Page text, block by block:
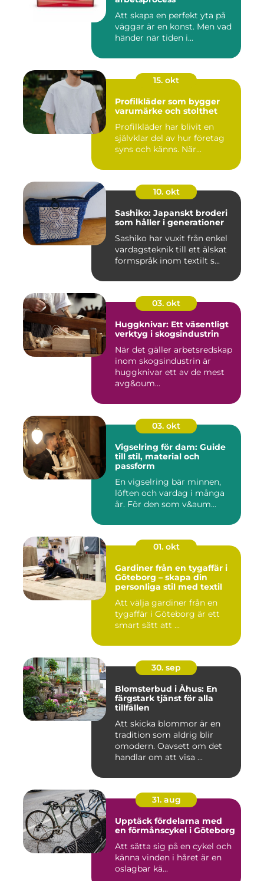
Att skapa en perfekt yta på
väggar är en konst. Men vad
händer när tiden i...
15. okt
Profilkläder som bygger
varumärke och stolthet
Profilkläder har blivit en
självklar del av hur företag
syns och känns. När...
10. okt
Sashiko: Japanskt broderi
som håller i generationer
Sashiko har vuxit från enkel
vardagsteknik till ett älskat
formspråk inom textilt s...
03. okt
Huggknivar: Ett väsentligt
verktyg i skogsindustrin
När det gäller arbetsredskap
inom skogsindustrin är
huggknivar ett av de mest
avg&oum...
03. okt
Vigselring för dam: Guide
till stil, material och
passform
En vigselring bär minnen,
löften och vardag i många
år. För den som v&aum...
01. okt
Gardiner från en tygaffär i
Göteborg – skapa din
personliga stil med textil
Att välja gardiner från en
tygaffär i Göteborg är ett
smart sätt att ...
30. sep
Blomsterbud i Åhus: En
färgstark tjänst för alla
tillfällen
Att skicka blommor är en
tradition som aldrig blir
omodern. Oavsett om det
handlar om att visa ...
31. aug
Upptäck fördelarna med
en förmånscykel i Göteborg
Att sätta sig på en cykel och
känna vinden i håret är en
oslagbar kä...